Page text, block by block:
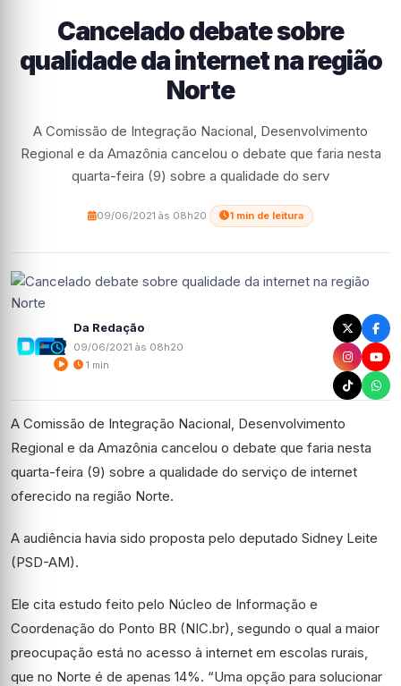
Cancelado debate sobre
qualidade da internet na região
Norte
A Comissão de Integração Nacional, Desenvolvimento
Regional e da Amazônia cancelou o debate que faria nesta
quarta-feira (9) sobre a qualidade do serv
09/06/2021 às 08h20 1 min de leitura
Da Redação
09/06/2021 às 08h20
1 min
A Comissão de Integração Nacional, Desenvolvimento
Regional e da Amazônia cancelou o debate que faria nesta
quarta-feira (9) sobre a qualidade do serviço de internet
oferecido na região Norte.
A audiência havia sido proposta pelo deputado Sidney Leite
(PSD-AM).
Ele cita estudo feito pelo Núcleo de Informação e
Coordenação do Ponto BR (NIC.br), segundo o qual a maior
preocupação está no acesso à internet em escolas rurais,
que no Norte é de apenas 14%. “Uma opção para solucionar